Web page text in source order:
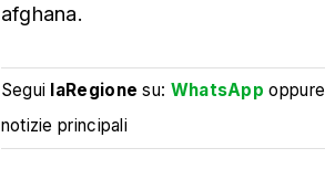
afghana.
Segui laRegione su: WhatsApp oppure
notizie principali